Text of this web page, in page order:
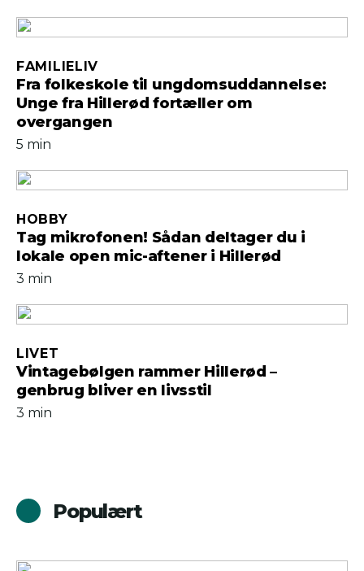
Fra folkeskole til ungdomsuddannelse:
Unge fra Hillerød fortæller om
overgangen
FAMILIELIV
5 min
Tag mikrofonen! Sådan deltager du i
lokale open mic-aftener i Hillerød
HOBBY
3 min
Vintagebølgen rammer Hillerød –
genbrug bliver en livsstil
LIVET
3 min
Populært